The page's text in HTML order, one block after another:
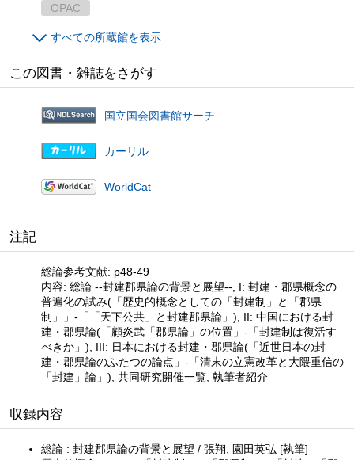
OPAC
すべての所蔵館を表示
この図書・雑誌をさがす
国立国会図書館サーチ
カーリル
WorldCat
注記
総論参考文献: p48-49
内容: 総論 --封建郡県論の背景と展望--, I: 封建・郡県概念の
普遍化の試み(「歴史的概念としての「封建制」と「郡県
制」」-「「天下公共」と封建郡県論」), II: 中国における封
建・郡県論(「顧炎武「郡県論」の位置」-「封建制は復活す
べきか」), III: 日本における封建・郡県論(「近世日本の封
建・郡県論のふたつの論点」-「清末の立憲改革と大隈重信の
「封建」論」), 共同研究開催一覧, 執筆者紹介
収録内容
総論 : 封建郡県論の背景と展望 / 張翔, 園田英弘 [執筆]